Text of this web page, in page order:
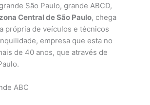
São Paulo, grande ABCD,
zona Central de São Paulo, chega
própria de veículos e técnicos
empresa que esta no
de 40 anos, que através de
ABC